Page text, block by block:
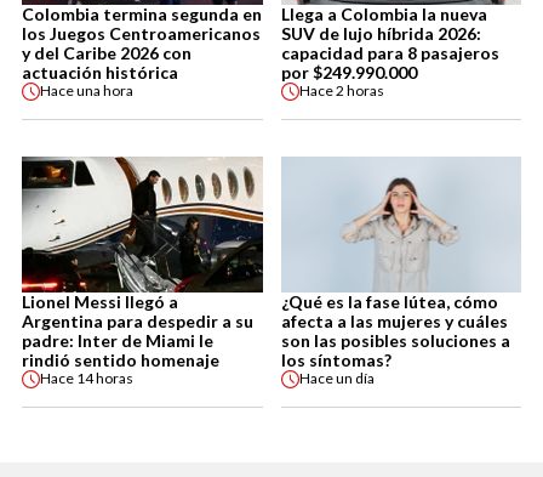
Colombia termina segunda en
los Juegos Centroamericanos
y del Caribe 2026 con
actuación histórica
Haceuna hora
Llega a Colombia la nueva
SUV de lujo híbrida 2026:
capacidad para 8 pasajeros
por $249.990.000
Hace2 horas
Lionel Messi llegó a
Argentina para despedir a su
padre: Inter de Miami le
rindió sentido homenaje
Hace 14 horas
¿Qué es la fase lútea, cómo
afecta a las mujeres y cuáles
son las posibles soluciones a
los síntomas?
Haceun día